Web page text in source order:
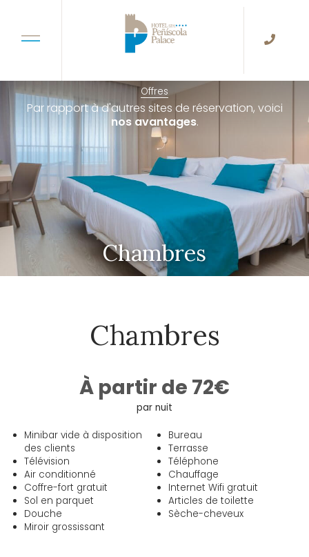
Offres
Par rapport à d'autres sites de réservation, voici
nos avantages.
Chambres
Chambres
À partir de 72€
par nuit
Minibar vide à disposition
des clients
Bureau
Terrasse
Télévision
Téléphone
Air conditionné
Chauffage
Coffre-fort gratuit
Internet Wifi gratuit
Sol en parquet
Articles de toilette
Douche
Sèche-cheveux
Miroir grossissant